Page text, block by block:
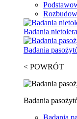
Badania
Badania
< POWRÓT
Badania
Badania